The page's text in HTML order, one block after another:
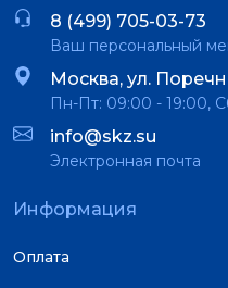
8 (499) 705-03-73
Ваш персональный
Москва, ул.
Пн-Пт: 09:00 - 19:00,
info@skz.su
Электронная почта
Информация
Оплата